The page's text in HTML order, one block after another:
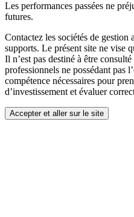
Les performances passées ne
futures.
Contactez les sociétés de gestion
supports. Le présent site ne vise
Il n’est pas destiné à être
professionnels ne possédant pas
compétence nécessaires pour
d’investissement et évaluer
Accepter et aller sur le site